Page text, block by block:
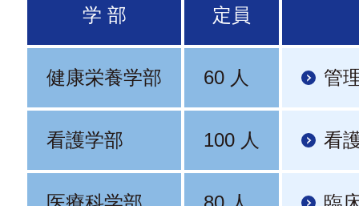
学 部 定員
健康栄養学部 60 人 管
看護学部 100 人 看